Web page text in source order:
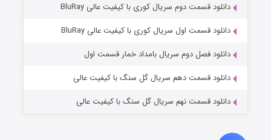
وستی ها
قسمت۱ (زیرنویس) منتشر شد
دانلود قسمت دوم سریال کوری با کیفیت عالی BluRay
دانلود قسمت اول سریال کوری با کیفیت عالی BluRay
دانلود فصل دوم سریال بامداد خمار قسمت اول
دانلود قسمت دهم سریال گل سنگ با کیفیت عالی
دانلود قسمت نهم سریال گل سنگ با کیفیت عالی